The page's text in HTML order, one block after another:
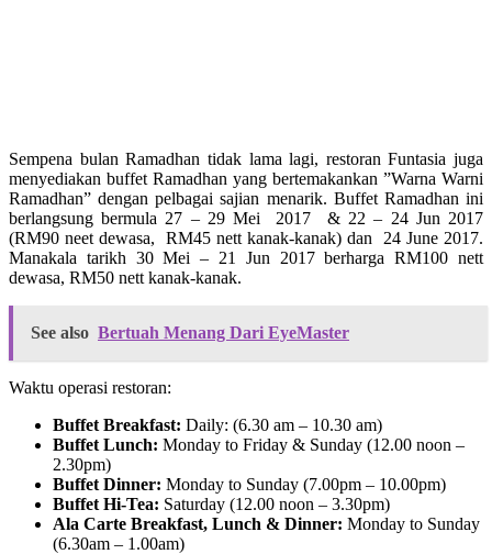
Sempena bulan Ramadhan tidak lama lagi, restoran Funtasia juga
menyediakan buffet Ramadhan yang bertemakankan ”Warna Warni
Ramadhan” dengan pelbagai sajian menarik. Buffet Ramadhan ini
berlangsung bermula 27 – 29 Mei 2017 & 22 – 24 Jun 2017
(RM90 neet dewasa, RM45 nett kanak-kanak) dan 24 June 2017.
Manakala tarikh 30 Mei – 21 Jun 2017 berharga RM100 nett
dewasa, RM50 nett kanak-kanak.
See also Bertuah Menang Dari EyeMaster
Waktu operasi restoran:
Buffet Breakfast: Daily: (6.30 am – 10.30 am)
Buffet Lunch: Monday to Friday & Sunday (12.00 noon –
2.30pm)
Buffet Dinner: Monday to Sunday (7.00pm – 10.00pm)
Buffet Hi-Tea: Saturday (12.00 noon – 3.30pm)
Ala Carte Breakfast, Lunch & Dinner: Monday to Sunday
(6.30am – 1.00am)